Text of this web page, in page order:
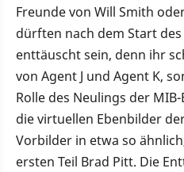
Freunde von Will Smith
dürften nach dem Start des
enttäuscht sein, denn ihr
von Agent J und Agent K,
Rolle des Neulings der
die virtuellen Ebenbilder
Vorbilder in etwa so
ersten Teil Brad Pitt. Die